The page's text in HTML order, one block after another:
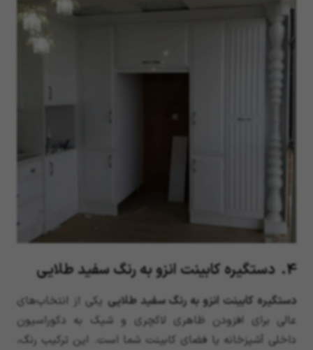
4. دستگیره کابینت انزو به رنگ سفید طلایی
دستگیره کابینت انزو به رنگ سفید طلایی یکی از انتخاب‌های
عالی برای افزودن ظاهری لاکچری و شیک به دکوراسیون
داخلی آشپزخانه یا فضای کابینت شما است. این ترکیب رنگ،